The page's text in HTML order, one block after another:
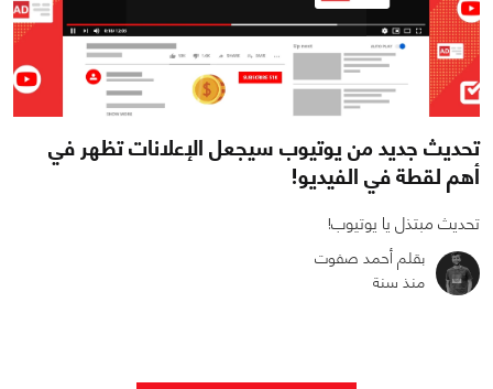
تحديث جديد من يوتيوب سيجعل الإعلانات تظهر في
أهم لقطة في الفيديو!
تحديث مبتذل يا يوتيوب!
بقلم أحمد صفوت
منذ سنة